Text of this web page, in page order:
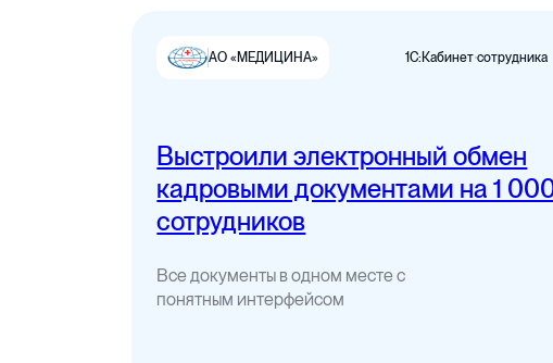
АО «МЕДИЦИНА» 1С:Кабинет сотрудника
Выстроили электронный обмен
кадровыми документами на 1
сотрудников
Все документы в одном месте с
понятным интерфейсом